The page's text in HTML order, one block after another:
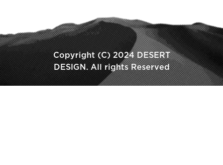
Copyright (C) 2024 DESERT
DESIGN. All rights Reserved